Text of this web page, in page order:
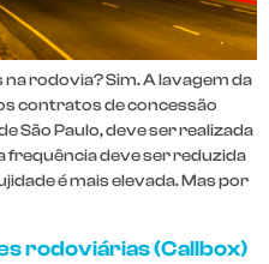
rodovia? Sim. A lavagem da
contratos de concessão
São Paulo, deve ser realizada
frequência deve ser reduzida
é mais elevada. Mas por
rodoviárias (Callbox)